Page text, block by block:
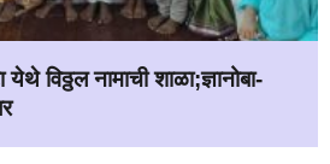
विठ्ठल नामाची शाळा;ज्ञानोबा-